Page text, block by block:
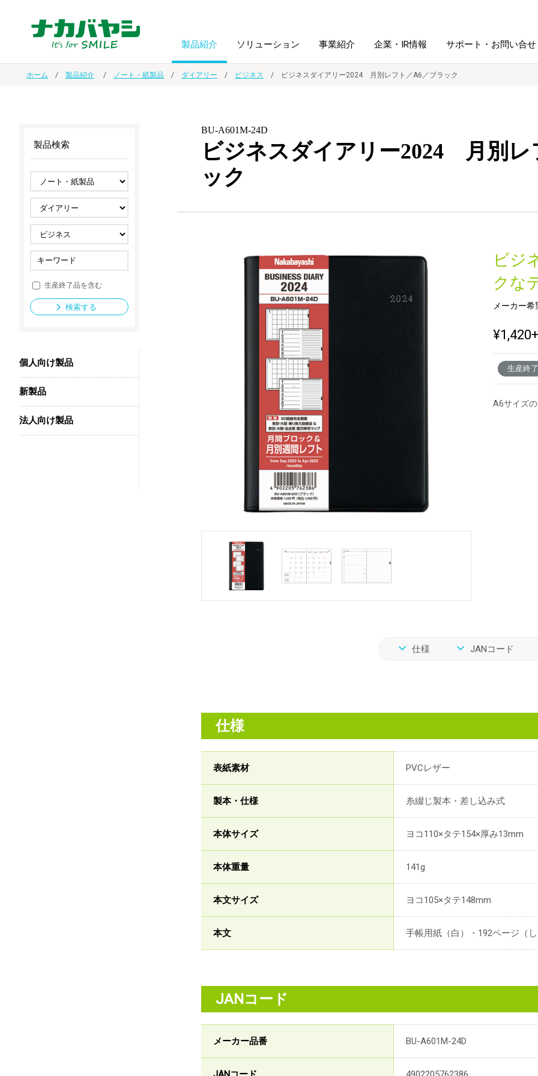
製品紹介
ノート・紙製品
ファイル・
ホルダー用品
スマートフォン・
タブレット関連
セキュリティ用品
法人向け製品 新製品一覧
ソリューション
オーダー手帳・ノベルティ制作 学校ソリューション
ドキュメントスキャニングサービス
導入事例
事業紹介 企業・IR情報
IR情報 沿革
サステナビリティ
サポート・お問い合せ
ホーム 製品紹介 ノート・紙製品 ダイアリー ビジネス ビジネスダイアリー2024 月別レフト／A6／ブラック
BU-A601M-24D
ビジネスダイアリー2024 月別レ
ック
ビジ
クな
メーカー
¥1,420
生産終
A6サイズ
仕様 JANコード
仕様
表紙素材 PVCレザー
製本・仕様 糸綴じ製本・差し込み式
本体サイズ ヨコ110×タテ154×厚み13mm
本体重量 141g
本文サイズ ヨコ105×タテ148mm
本文 手帳用紙（白）・192ページ（
JANコード
メーカー品番 BU-A601M-24D
製品検索
生産終了品を含む
検索する
個人向け製品
新製品
法人向け製品